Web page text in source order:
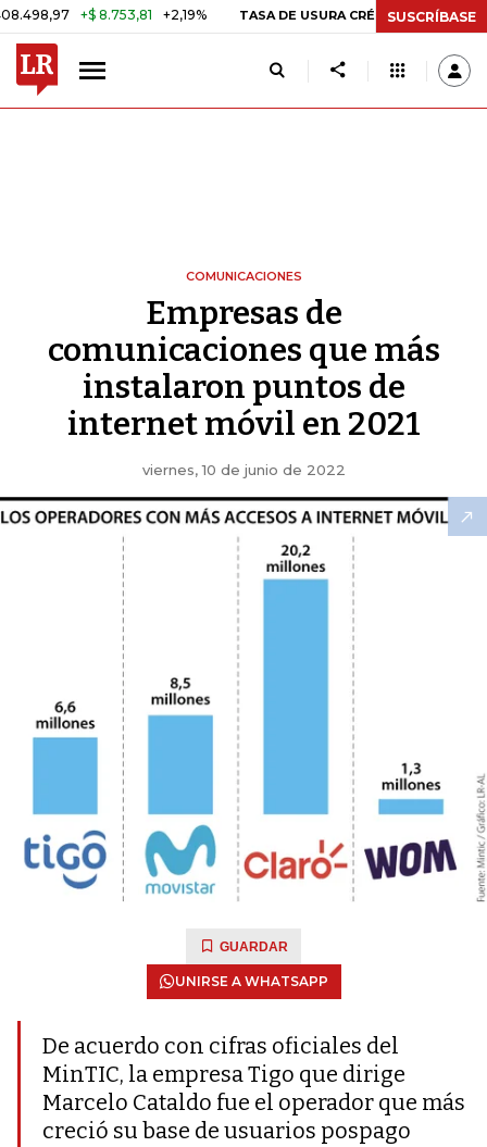
+$ 8.753,81 +2,19% TASA DE USURA CRÉDITO CONSUMOSUSCRÍBASE
COMUNICACIONES
Empresas de
comunicaciones que más
instalaron puntos de
internet móvil en 2021
viernes, 10 de junio de 2022
GUARDAR
UNIRSE A WHATSAPP
De acuerdo con cifras oficiales del
MinTIC, la empresa Tigo que dirige
Marcelo Cataldo fue el operador que más
creció su base de usuarios pospago